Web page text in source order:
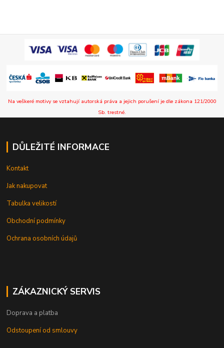
Na veškeré motivy se vztahují autorská práva a jejich porušení je dle zákona 121/2000
Sb. trestné.
DŮLEŽITÉ INFORMACE
Kontakt
Jak nakupovat
Tabulka velikostí
Obchodní podmínky
Ochrana osobních údajů
ZÁKAZNICKÝ SERVIS
Doprava a platba
Odstoupení od smlouvy